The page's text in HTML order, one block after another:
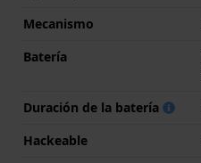
Mecanismo
Batería
Duración de la batería
Hackeable